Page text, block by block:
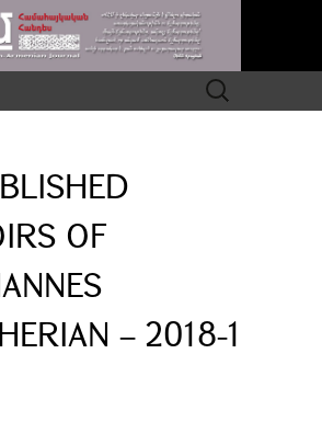
Search
for:
OF
– 2018-1